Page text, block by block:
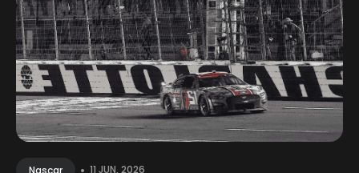
Nascar 11 JUN, 2026